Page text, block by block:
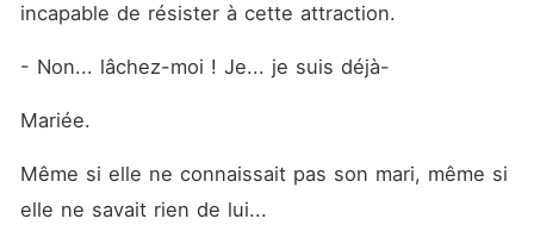
incapable de résister à cette attraction.
- Non... lâchez-moi ! Je... je suis déjà-
Mariée.
Même si elle ne connaissait pas son mari, même si
elle ne savait rien de lui...